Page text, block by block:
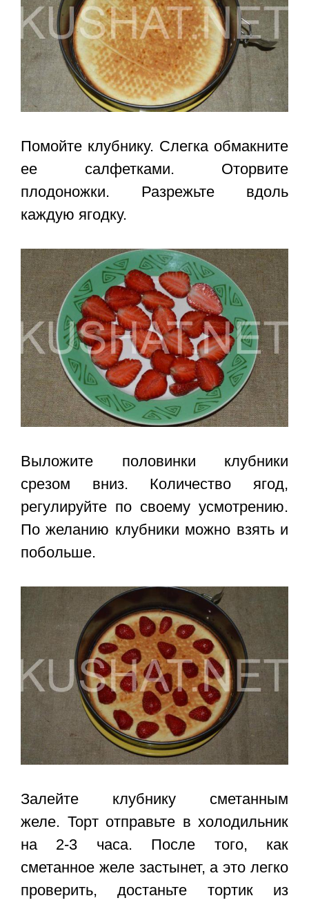
Помойте клубнику. Слегка обмакните
ее салфетками. Оторвите
плодоножки. Разрежьте вдоль
каждую ягодку.
Выложите половинки клубники
срезом вниз. Количество ягод,
регулируйте по своему усмотрению.
По желанию клубники можно взять и
побольше.
Залейте клубнику сметанным
желе. Торт отправьте в холодильник
на 2-3 часа. После того, как
сметанное желе застынет, а это легко
проверить, достаньте тортик из